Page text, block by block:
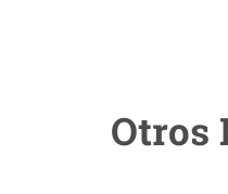
Otros